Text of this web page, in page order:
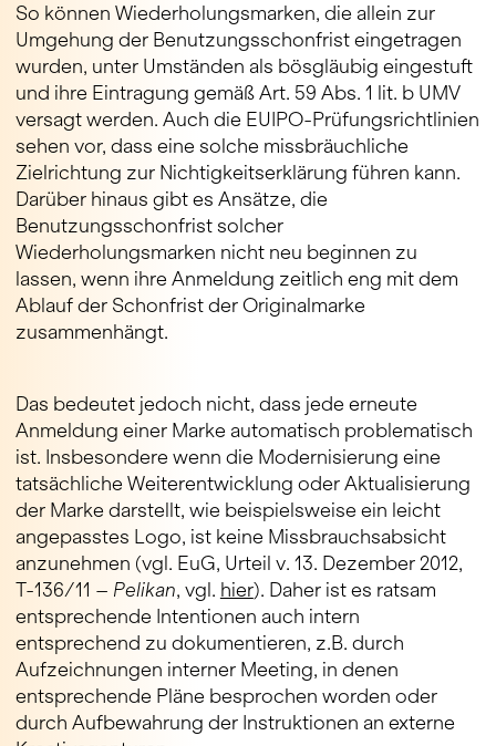
So können Wiederholungsmarken, die allein zur
Umgehung der Benutzungsschonfrist eingetragen
wurden, unter Umständen als bösgläubig eingestuft
und ihre Eintragung gemäß Art. 59 Abs. 1 lit. b UMV
versagt werden. Auch die EUIPO-Prüfungsrichtlinien
sehen vor, dass eine solche missbräuchliche
Zielrichtung zur Nichtigkeitserklärung führen kann.
Darüber hinaus gibt es Ansätze, die
Benutzungsschonfrist solcher
Wiederholungsmarken nicht neu beginnen zu
lassen, wenn ihre Anmeldung zeitlich eng mit dem
Ablauf der Schonfrist der Originalmarke
zusammenhängt.
Das bedeutet jedoch nicht, dass jede erneute
Anmeldung einer Marke automatisch problematisch
ist. Insbesondere wenn die Modernisierung eine
tatsächliche Weiterentwicklung oder Aktualisierung
der Marke darstellt, wie beispielsweise ein leicht
angepasstes Logo, ist keine Missbrauchsabsicht
anzunehmen (vgl. EuG, Urteil v. 13. Dezember 2012,
T-136/11 – Pelikan, vgl. hier). Daher ist es ratsam
entsprechende Intentionen auch intern
entsprechend zu dokumentieren, z.B. durch
Aufzeichnungen interner Meeting, in denen
entsprechende Pläne besprochen worden oder
durch Aufbewahrung der Instruktionen an externe